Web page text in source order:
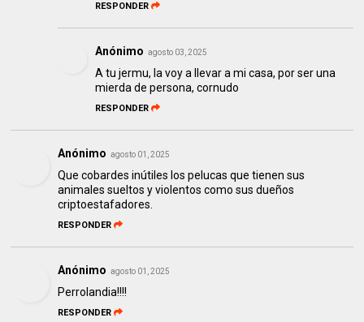
RESPONDER
Anónimo agosto 03, 2025
A tu jermu, la voy a llevar a mi casa, por ser una
mierda de persona, cornudo
RESPONDER
Anónimo agosto 01, 2025
Que cobardes inútiles los pelucas que tienen sus
animales sueltos y violentos como sus dueños
criptoestafadores.
RESPONDER
Anónimo agosto 01, 2025
Perrolandia!!!!
RESPONDER